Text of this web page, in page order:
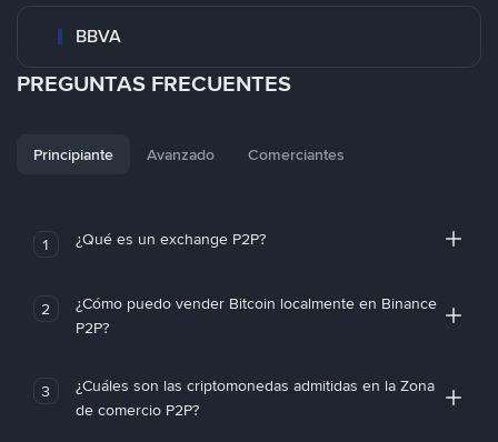
BBVA
PREGUNTAS FRECUENTES
Principiante Avanzado Comerciantes
1 ¿Qué es un exchange P2P?
2
¿Cómo puedo vender Bitcoin localmente en Binance
P2P?
3
¿Cuáles son las criptomonedas admitidas en la Zona
de comercio P2P?